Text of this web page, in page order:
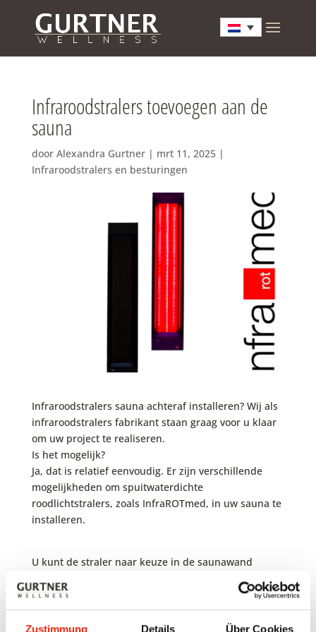
Zustimmung Details Über Cookies
Infraroodstralers toevoegen aan de
sauna
door Alexandra Gurtner| mrt 11, 2025|
Infraroodstralers en besturingen
Infraroodstralers sauna achteraf installeren? Wij als
infraroodstralers fabrikant staan graag voor u klaar
om uw project te realiseren.
Is het mogelijk?
Ja, dat is relatief eenvoudig. Er zijn verschillende
mogelijkheden om spuitwaterdichte
roodlichtstralers, zoals InfraROTmed, in uw sauna te
installeren.
U kunt de straler naar keuze in de saunawand
van de fullspektrumstraler in de saunawand is
natuurlijk optisch de mooiste variant. Het neemt ook
minder ruimte in de binnenruimte van de sauna in